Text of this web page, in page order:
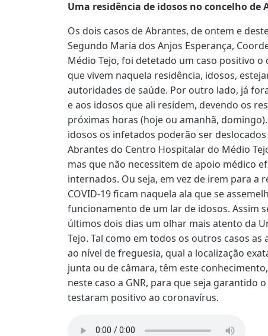
Uma residência de idosos no concelho de
Os dois casos de Abrantes, de ontem e
Segundo Maria dos Anjos Esperança,
Médio Tejo, foi detetado um caso positivo o
que vivem naquela residência, idosos,
autoridades de saúde. Por outro lado, já
e aos idosos que ali residem, devendo os
próximas horas (hoje ou amanhã,
idosos os infetados poderão ser
Abrantes do Centro Hospitalar do Médio
mas que não necessitem de apoio médico
internados. Ou seja, em vez de irem para a
COVID-19 ficam naquela ala que se
funcionamento de um lar de idosos. Assim
últimos dois dias um olhar mais atento da
Tejo. Tal como em todos os outros casos
ao nível de freguesia, qual a localização
junta ou de câmara, têm este
neste caso a GNR, para que seja garantido
testaram positivo ao coronavírus.